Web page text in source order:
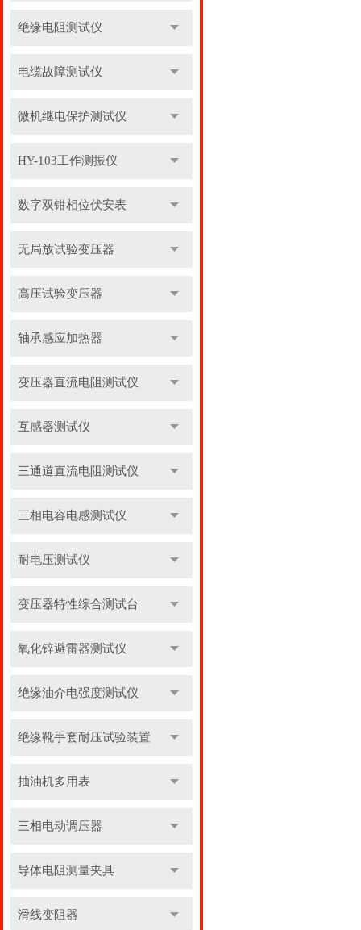
绝缘电阻测试仪
电缆故障测试仪
微机继电保护测试仪
HY-103工作测振仪
数字双钳相位伏安表
无局放试验变压器
高压试验变压器
轴承感应加热器
变压器直流电阻测试仪
互感器测试仪
三通道直流电阻测试仪
三相电容电感测试仪
耐电压测试仪
变压器特性综合测试台
氧化锌避雷器测试仪
绝缘油介电强度测试仪
绝缘靴手套耐压试验装置
抽油机多用表
三相电动调压器
导体电阻测量夹具
滑线变阻器